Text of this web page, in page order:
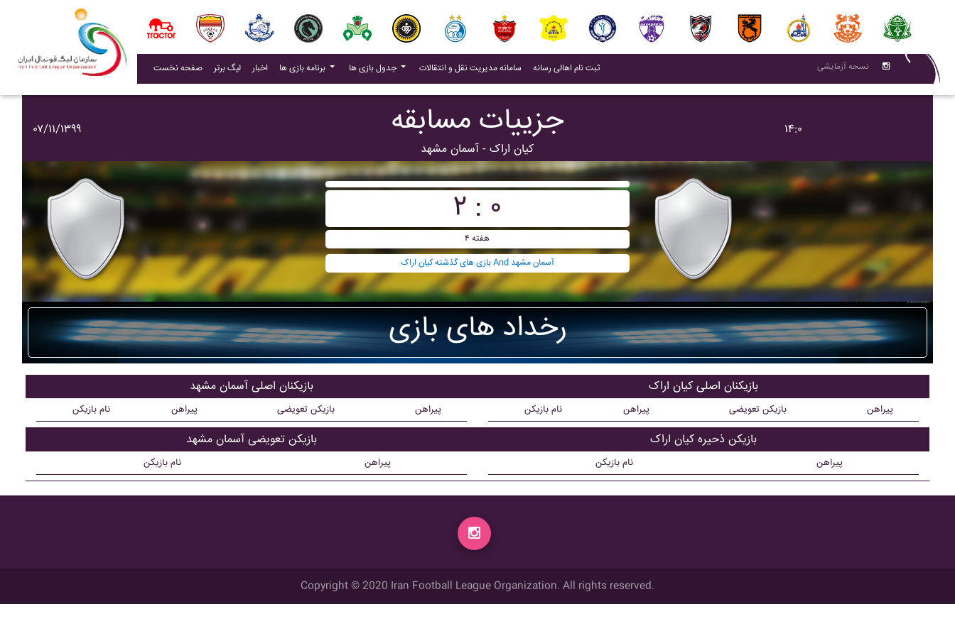
صفحه نخست لیگ برتر اخبار(current) برنامه بازی ها جدول بازی ها سامانه مدیریت نقل و انتقالات (current)
ثبت نام اهالی رسانه(current) نسحه آزمایشی
۰۷/۱۱/۱۳۹۹ جزییات مسابقه
کيان اراک - آسمان مشهد
۱۴:۰
۲ : ۰
هفته ۴
بازی های گذشته کيان اراک And آسمان مشهد
رخداد های بازی
بازیکنان اصلی آسمان مشهد
نام بازیکن پیراهن بازیکن تعویضی پیراهن
بازیکن تعویضی آسمان مشهد
نام بازیکن پیراهن
بازیکنان اصلی کيان اراک
نام بازیکن پیراهن بازیکن تعویضی پیراهن
بازیکن ذحیره کيان اراک
نام بازیکن پیراهن
Copyright © 2020 Iran Football League Organization. All rights reserved.